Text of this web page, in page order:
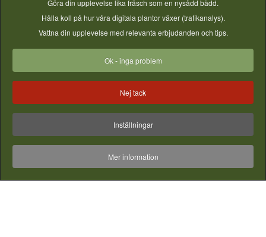
Göra din upplevelse lika fräsch som en nysådd bädd.
Hålla koll på hur våra digitala plantor växer (trafikanalys).
Vattna din upplevelse med relevanta erbjudanden och tips.
Ok - inga problem
Nej tack
Inställningar
Mer information